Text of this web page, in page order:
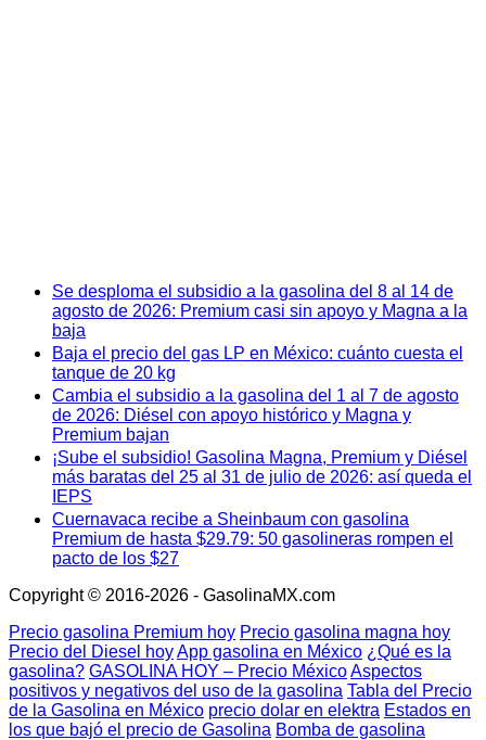
Se desploma el subsidio a la gasolina del 8 al 14 de
agosto de 2026: Premium casi sin apoyo y Magna a la
baja
Baja el precio del gas LP en México: cuánto cuesta el
tanque de 20 kg
Cambia el subsidio a la gasolina del 1 al 7 de agosto
de 2026: Diésel con apoyo histórico y Magna y
Premium bajan
¡Sube el subsidio! Gasolina Magna, Premium y Diésel
más baratas del 25 al 31 de julio de 2026: así queda el
IEPS
Cuernavaca recibe a Sheinbaum con gasolina
Premium de hasta $29.79: 50 gasolineras rompen el
pacto de los $27
Copyright © 2016-2026 - GasolinaMX.com
Precio gasolina Premium hoy Precio gasolina magna hoy
Precio del Diesel hoyApp gasolina en México ¿Qué es la
gasolina? GASOLINA HOY – Precio MéxicoAspectos
positivos y negativos del uso de la gasolina Tabla del Precio
de la Gasolina en México precio dolar en elektra Estados en
los que bajó el precio de Gasolina Bomba de gasolina